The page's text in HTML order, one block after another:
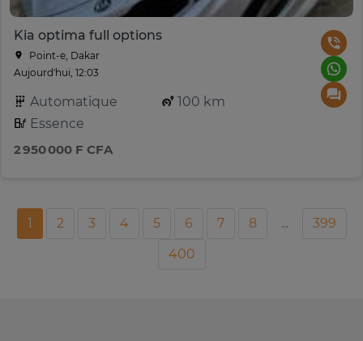
Kia optima full options
Point-e, Dakar
Aujourd'hui, 12:03
Automatique
100 km
Essence
2 950 000 F CFA
1 2 3 4 5 6 7 8 ...
399
400